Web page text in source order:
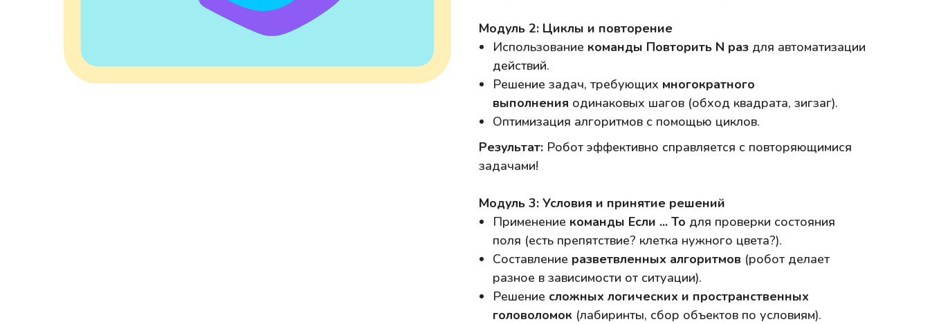
Модуль 2: Циклы и повторение
Использование команды Повторить N раз для автоматизации
действий.
Решение задач, требующих многократного
выполнения одинаковых шагов (обход квадрата, зигзаг).
Оптимизация алгоритмов с помощью циклов.
Результат: Робот эффективно справляется с повторяющимися
задачами!
Модуль 3: Условия и принятие решений
Применение команды Если ... То для проверки состояния
поля (есть препятствие? клетка нужного цвета?).
Составление разветвленных алгоритмов (робот делает
разное в зависимости от ситуации).
Решение сложных логических и пространственных
головоломок (лабиринты, сбор объектов по условиям).